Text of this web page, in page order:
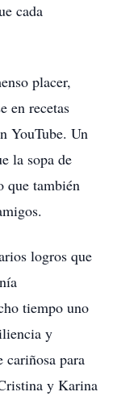
cada
placer,
en recetas
YouTube. Un
la sopa de
que también
logros que
tiempo uno
y
cariñosa para
y Karina